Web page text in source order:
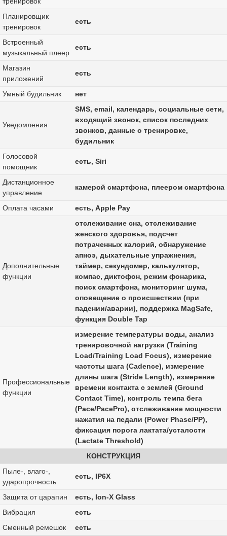
Планировщик
тренировок
есть
Встроенный
музыкальный плеер
есть
Магазин
приложений
есть
Умный будильник нет
Уведомления
SMS, email, календарь, социальные сети,
входящий звонок, список последних
звонков, данные о тренировке,
будильник
Голосовой
помощник
есть, Siri
Дистанционное
управление
камерой смартфона, плеером смартфона
Оплата часами есть, Apple Pay
Дополнительные
функции
отслеживание сна, отслеживание
женского здоровья, подсчет
потраченных калорий, обнаружение
апноэ, дыхательные упражнения,
таймер, секундомер, калькулятор,
компас, диктофон, режим фонарика,
поиск смартфона, мониторинг шума,
оповещение о происшествии (при
падении/аварии), поддержка MagSafe,
функция Double Tap
Профессиональные
функции
измерение температуры воды, анализ
тренировочной нагрузки (Training
Load/Training Load Focus), измерение
частоты шага (Cadence), измерение
длины шага (Stride Length), измерение
времени контакта с землей (Ground
Contact Time), контроль темпа бега
(Pace/PacePro), отслеживание мощности
нажатия на педали (Power Phase/PP),
фиксация порога лактата/усталости
(Lactate Threshold)
КОНСТРУКЦИЯ
Пыле-, влаго-,
ударопрочность
есть, IP6X
Защита от царапин
есть, Ion-X Glass
Вибрация
есть
Сменный ремешок
есть